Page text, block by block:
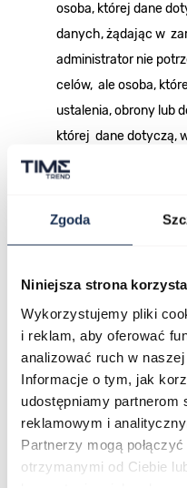
Zgoda
Niniejsza strona
Wykorzystujemy pliki
i reklam, aby oferować
analizować ruch w naszej
Informacje o tym, jak
udostępniamy partnerom
reklamowym i
Partnerzy mogą
otrzymanymi od Ciebie
osoba, której dane
danych, żądając w
administrator nie
celów, ale osoba,
ustalenia, obrony lub
której dane dotyczą,
przetwarzania
administratora są
Państwa, do
Administrator będzie od
dane osobowe: imię i
telefonu, adres e-mail.
Dane udostępnione
udostępnieniu
Imię i nazwisko
zgłoszeniu zostanie